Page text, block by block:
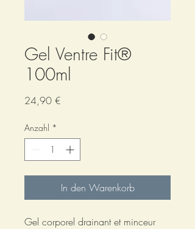
Gel Ventre Fit®
100ml
24,90 €
Anzahl *
In den Warenkorb
Gel corporel drainant et minceur